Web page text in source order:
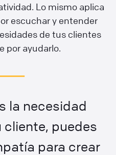
Lo mismo aplica
escuchar y entender
de tus clientes
por ayudarlo.
la necesidad
cliente, puedes
para crear